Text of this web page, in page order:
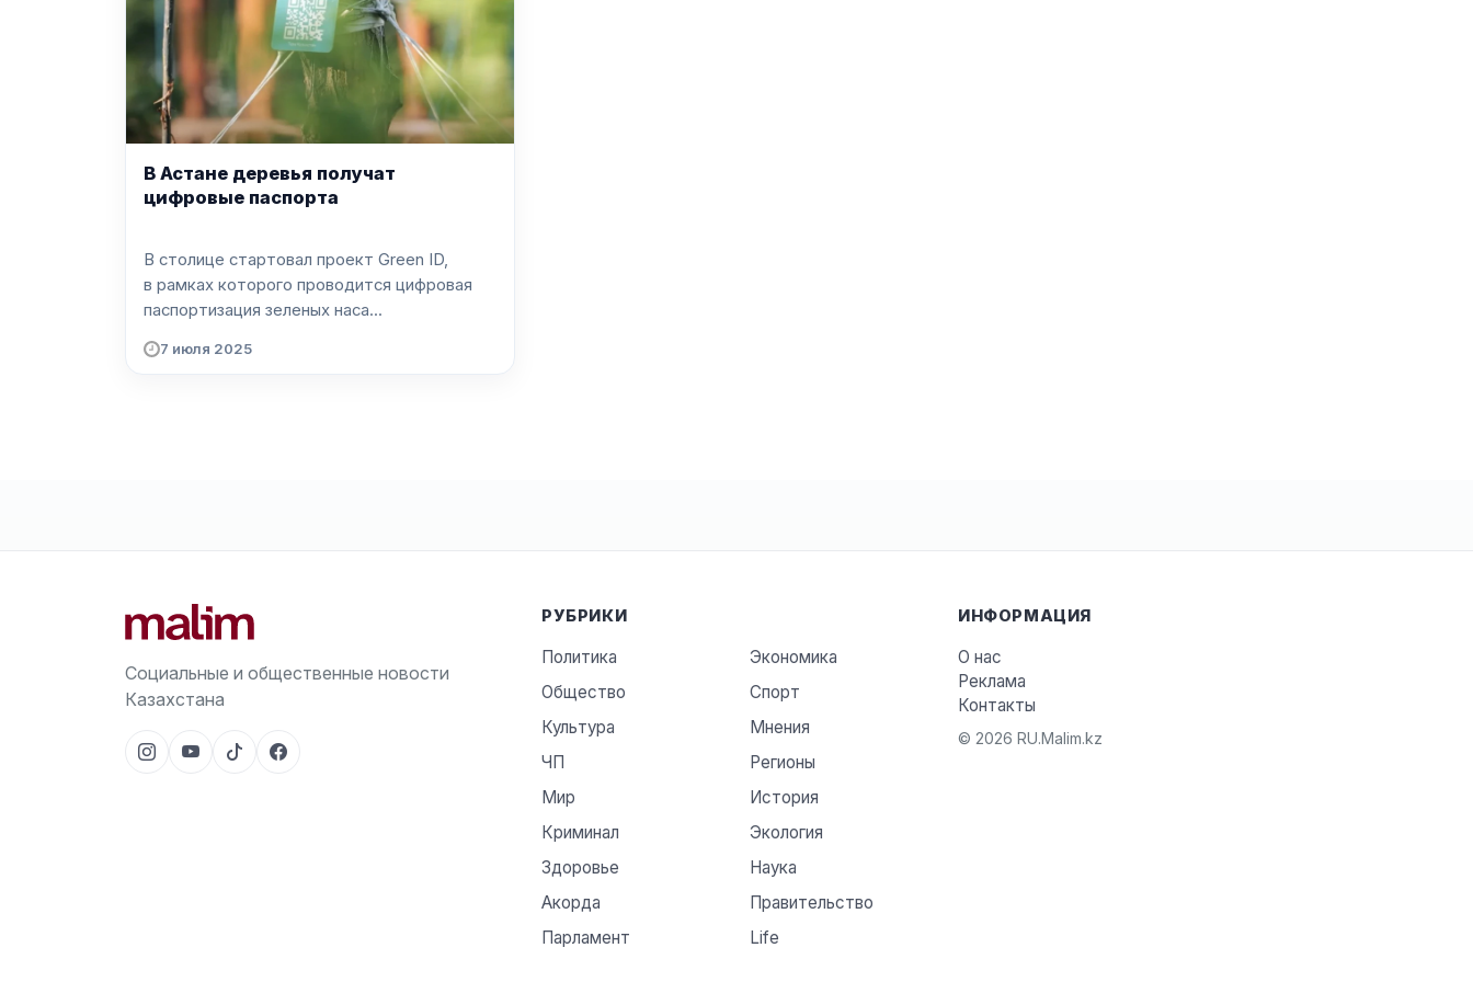
В Астане деревья получат
цифровые паспорта
В столице стартовал проект Green ID,
в рамках которого проводится цифровая
паспортизация зеленых наса...
7 июля 2025
Социальные и общественные новости
Казахстана
РУБРИКИ
Политика
Экономика
Общество
Спорт
Культура
Мнения
ЧП
Регионы
Мир
История
Криминал
Экология
Здоровье
Наука
Акорда
Правительство
Парламент
Life
ИНФОРМАЦИЯ
О нас
Реклама
Контакты
© 2026 RU.Malim.kz